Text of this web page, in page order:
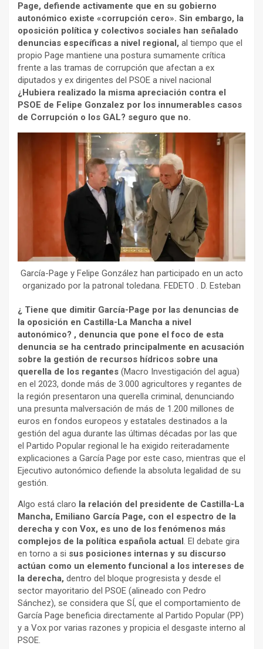
Page, defiende activamente que en su gobierno
autonómico existe «corrupción cero». Sin embargo, la
oposición política y colectivos sociales han señalado
denuncias específicas a nivel regional, al tiempo que el
propio Page mantiene una postura sumamente crítica
frente a las tramas de corrupción que afectan a ex
diputados y ex dirigentes del PSOE a nivel nacional
¿Hubiera realizado la misma apreciación contra el
PSOE de Felipe Gonzalez por los innumerables casos
de Corrupción o los GAL? seguro que no.
García-Page y Felipe González han participado en un acto
organizado por la patronal toledana. FEDETO . D. Esteban
¿ Tiene que dimitir García-Page por las denuncias de
la oposición en Castilla-La Mancha a nivel
autonómico? , denuncia que pone el foco de esta
denuncia se ha centrado principalmente en acusación
sobre la gestión de recursos hídricos sobre una
querella de los regantes (Macro Investigación del agua)
en el 2023, donde más de 3.000 agricultores y regantes de
la región presentaron una querella criminal, denunciando
una presunta malversación de más de 1.200 millones de
euros en fondos europeos y estatales destinados a la
gestión del agua durante las últimas décadas por las que
el Partido Popular regional le ha exigido reiteradamente
explicaciones a García Page por este caso, mientras que el
Ejecutivo autonómico defiende la absoluta legalidad de su
gestión.
Algo está claro la relación del presidente de Castilla-La
Mancha, Emiliano García Page, con el espectro de la
derecha y con Vox, es uno de los fenómenos más
complejos de la política española actual. El debate gira
en torno a si sus posiciones internas y su discurso
actúan como un elemento funcional a los intereses de
la derecha, dentro del bloque progresista y desde el
sector mayoritario del PSOE (alineado con Pedro
Sánchez), se considera que SÍ, que el comportamiento de
García Page beneficia directamente al Partido Popular (PP)
y a Vox por varias razones y propicia el desgaste interno al
PSOE.